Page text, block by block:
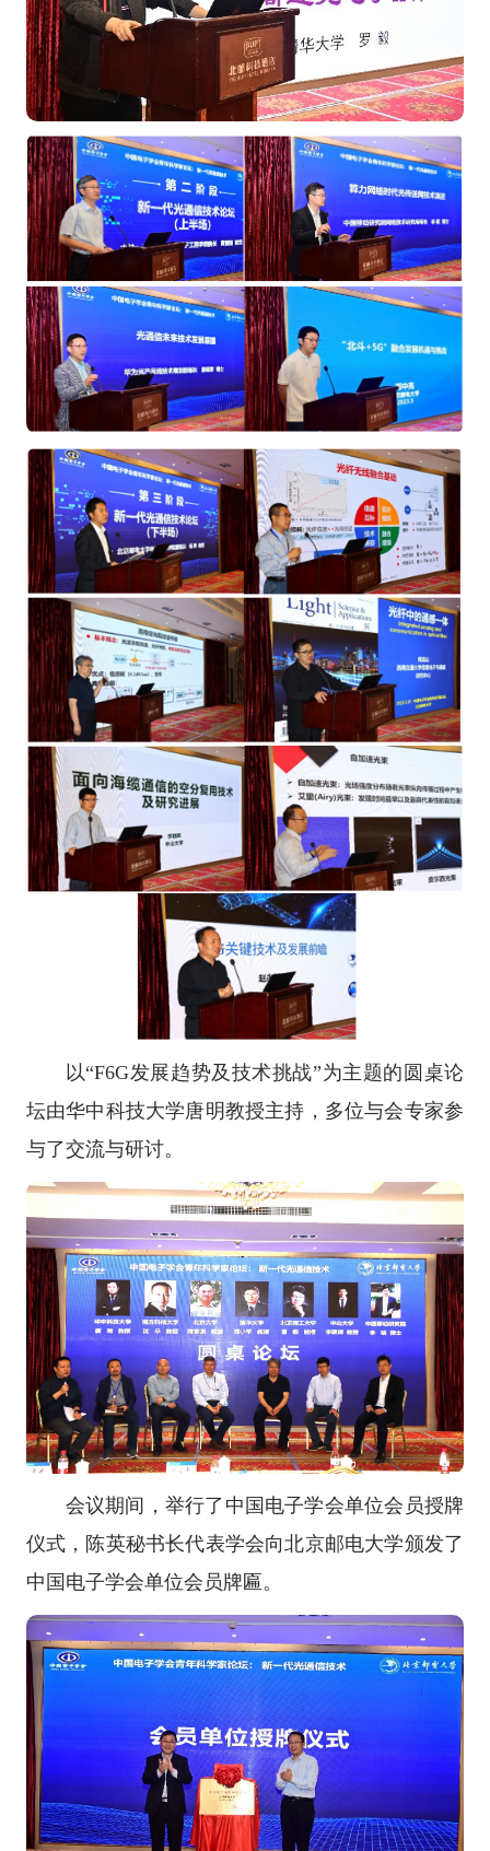
以“F6G发展趋势及技术挑战”为主题的圆桌论
坛由华中科技大学唐明教授主持，多位与会专家参
与了交流与研讨。
会议期间，举行了中国电子学会单位会员授牌
仪式，陈英秘书长代表学会向北京邮电大学颁发了
中国电子学会单位会员牌匾。